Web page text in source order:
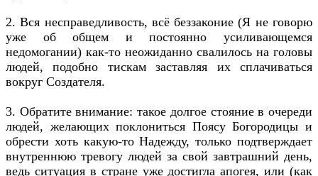
2. Вся несправедливость, всё беззаконие (Я не говорю
уже об общем и постоянно усиливающемся
недомогании) как-то неожиданно свалилось на головы
людей, подобно тискам заставляя их сплачиваться
вокруг Создателя.
3. Обратите внимание: такое долгое стояние в очереди
людей, желающих поклониться Поясу Богородицы и
обрести хоть какую-то Надежду, только подтверждает
внутреннюю тревогу людей за свой завтрашний день,
ведь ситуация в стране уже достигла апогея, или (как